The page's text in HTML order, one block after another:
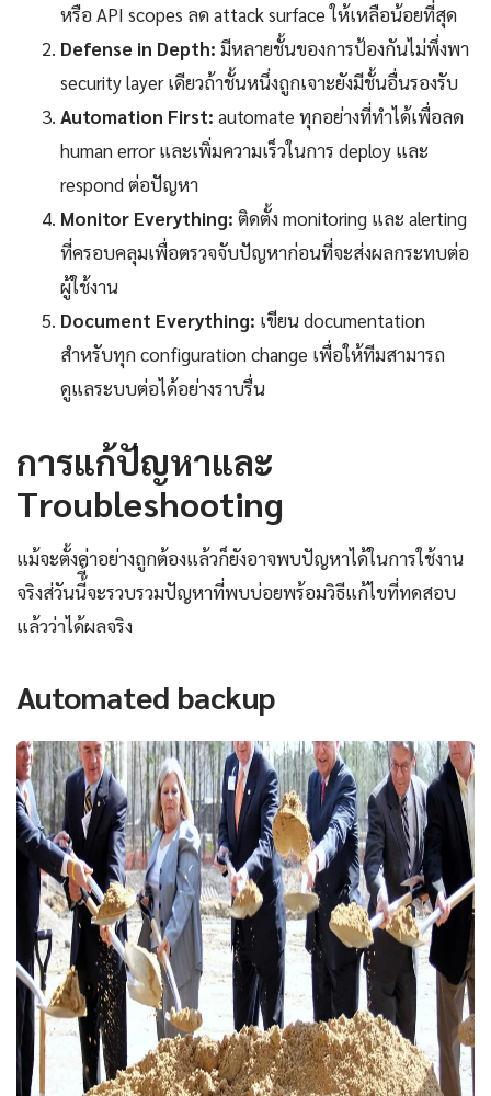
หรือ API scopes ลด attack surface ให้เหลือน้อยที่สุด
Defense in Depth: มีหลายชั้นของการป้องกันไม่พึ่งพา
security layer เดียวถ้าชั้นหนึ่งถูกเจาะยังมีชั้นอื่นรองรับ
Automation First: automate ทุกอย่างที่ทำได้เพื่อลด
human error และเพิ่มความเร็วในการ deploy และ
respond ต่อปัญหา
Monitor Everything: ติดตั้ง monitoring และ alerting
ที่ครอบคลุมเพื่อตรวจจับปัญหาก่อนที่จะส่งผลกระทบต่อ
ผู้ใช้งาน
Document Everything: เขียน documentation
สำหรับทุก configuration change เพื่อให้ทีมสามารถ
ดูแลระบบต่อได้อย่างราบรื่น
การแก้ปัญหาและ
Troubleshooting
แม้จะตั้งค่าอย่างถูกต้องแล้วก็ยังอาจพบปัญหาได้ในการใช้งาน
จริงส่วันนี้ี้จะรวบรวมปัญหาที่พบบ่อยพร้อมวิธีแก้ไขที่ทดสอบ
แล้วว่าได้ผลจริง
Automated backup